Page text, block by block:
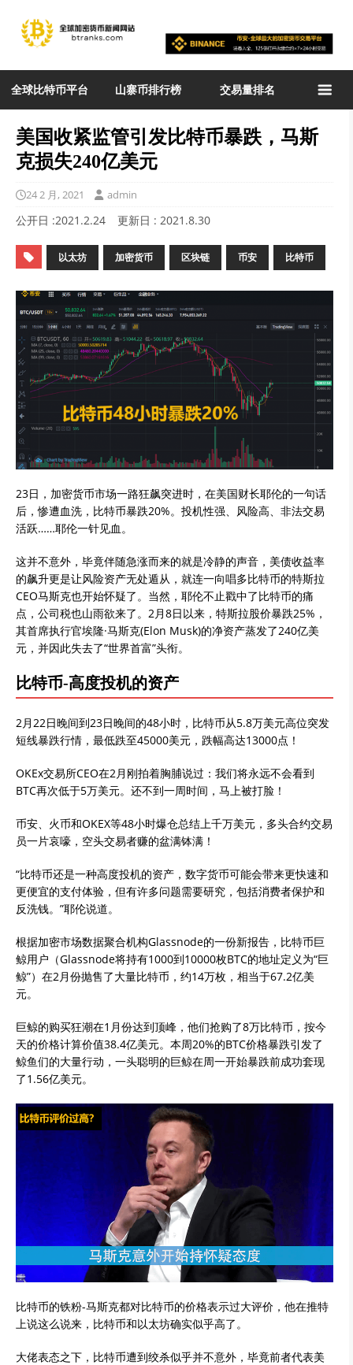
全球比特币平台 山寨币排行榜 交易量排名
美国收紧监管引发比特币暴跌，马斯
克损失240亿美元
24 2 月, 2021 admin
公开日 :2021.2.24 更新日 : 2021.8.30
以太坊 加密货币 区块链 币安 比特币
23日，加密货币市场一路狂飙突进时，在美国财长耶伦的一句话
后，惨遭血洗，比特币暴跌20%。投机性强、风险高、非法交易
活跃……耶伦一针见血。
这并不意外，毕竟伴随急涨而来的就是冷静的声音，美债收益率
的飙升更是让风险资产无处遁从，就连一向唱多比特币的特斯拉
CEO马斯克也开始怀疑了。当然，耶伦不止戳中了比特币的痛
点，公司税也山雨欲来了。2月8日以来，特斯拉股价暴跌25%，
其首席执行官埃隆·马斯克(Elon Musk)的净资产蒸发了240亿美
元，并因此失去了“世界首富”头衔。
比特币-高度投机的资产
2月22日晚间到23日晚间的48小时，比特币从5.8万美元高位突发
短线暴跌行情，最低跌至45000美元，跌幅高达13000点！
OKEx交易所CEO在2月刚拍着胸脯说过：我们将永远不会看到
BTC再次低于5万美元。还不到一周时间，马上被打脸！
币安、火币和OKEX等48小时爆仓总结上千万美元，多头合约交易
员一片哀嚎，空头交易者赚的盆满钵满！
“比特币还是一种高度投机的资产，数字货币可能会带来更快速和
更便宜的支付体验，但有许多问题需要研究，包括消费者保护和
反洗钱。”耶伦说道。
根据加密市场数据聚合机构Glassnode的一份新报告，比特币巨
鲸用户（Glassnode将持有1000到10000枚BTC的地址定义为“巨
鲸”）在2月份抛售了大量比特币，约14万枚，相当于67.2亿美
元。
巨鲸的购买狂潮在1月份达到顶峰，他们抢购了8万比特币，按今
天的价格计算价值38.4亿美元。本周20%的BTC价格暴跌引发了
鲸鱼们的大量行动，一头聪明的巨鲸在周一开始暴跌前成功套现
了1.56亿美元。
比特币的铁粉-马斯克都对比特币的价格表示过大评价，他在推特
上说这么说来，比特币和以太坊确实似乎高了。
大佬表态之下，比特币遭到绞杀似乎并不意外，毕竟前者代表美